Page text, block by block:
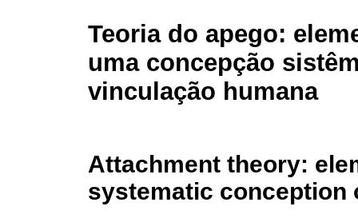
Teoria do apego:
uma concepção
vinculação humana
Attachment theory:
systematic conception